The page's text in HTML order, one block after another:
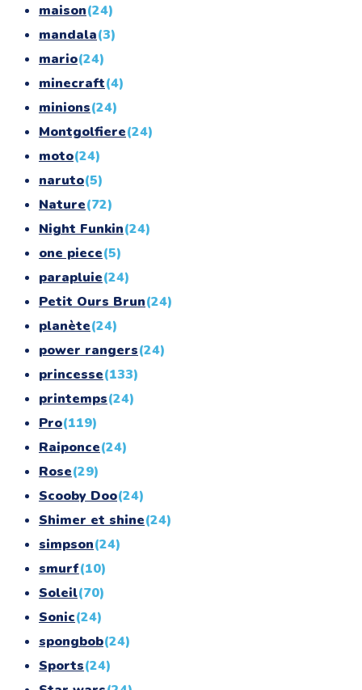
maison(24)
mandala(3)
mario(24)
minecraft(4)
minions(24)
Montgolfiere(24)
moto(24)
naruto(5)
Nature(72)
Night Funkin(24)
one piece(5)
parapluie(24)
Petit Ours Brun(24)
planète(24)
power rangers(24)
princesse(133)
printemps(24)
Pro(119)
Raiponce(24)
Rose(29)
Scooby Doo(24)
Shimer et shine(24)
simpson(24)
smurf(10)
Soleil(70)
Sonic(24)
spongbob(24)
Sports(24)